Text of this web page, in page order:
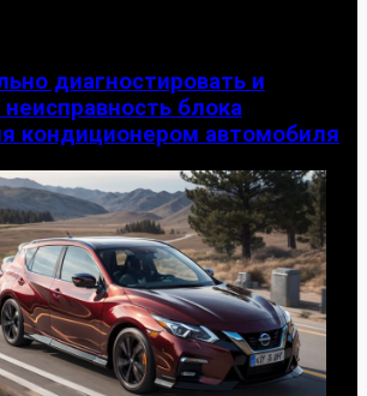
диагностировать и
неисправность блока
кондиционером автомобиля